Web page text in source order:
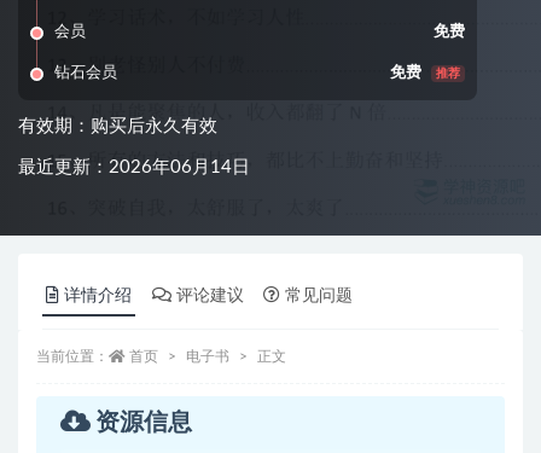
会员 免费
钻石会员 免费 推荐
有效期：购买后永久有效
最近更新：2026年06月14日
详情介绍 评论建议 常见问题
当前位置： 首页 电子书 正文
资源信息